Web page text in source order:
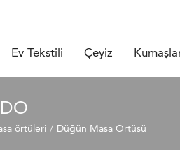
Ev Tekstili Çeyiz
örtüleri Düğün Masa Örtüsü